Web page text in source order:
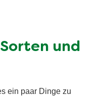
und
ein paar Dinge zu